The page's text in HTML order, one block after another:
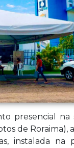
presencial na
de Roraima),
instalada na